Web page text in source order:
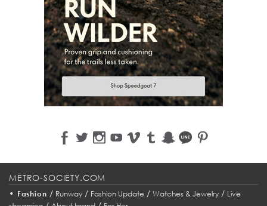
METRO-SOCIETY.COM
• Fashion / Runway/ Fashion Update / Watches & Jewelry/ Live